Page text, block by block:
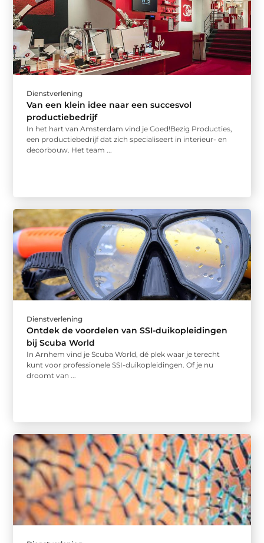
Dienstverlening
Van een klein idee naar een succesvol
productiebedrijf
In het hart van Amsterdam vind je Goed!Bezig Producties,
een productiebedrijf dat zich specialiseert in interieur- en
decorbouw. Het team ...
Dienstverlening
Ontdek de voordelen van SSI-duikopleidingen
bij Scuba World
In Arnhem vind je Scuba World, dé plek waar je terecht
kunt voor professionele SSI-duikopleidingen. Of je nu
droomt van ...